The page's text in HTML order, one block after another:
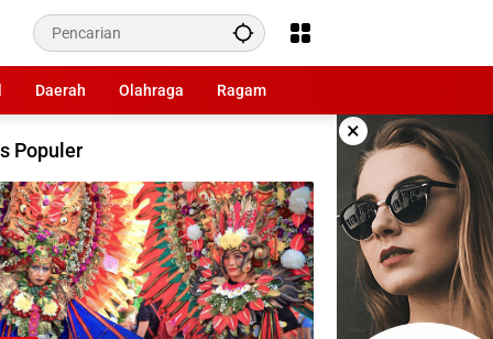
Daerah Olahraga Ragam
×
Populer